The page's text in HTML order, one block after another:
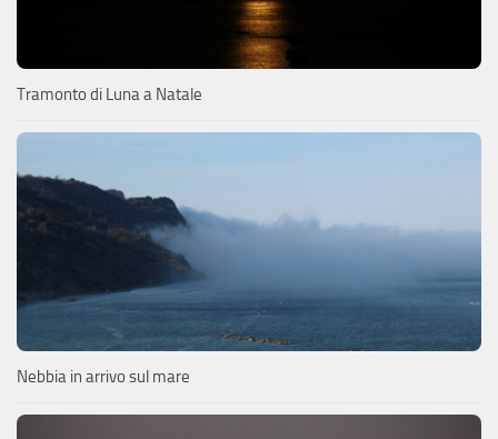
Tramonto di Luna a Natale
Nebbia in arrivo sul mare